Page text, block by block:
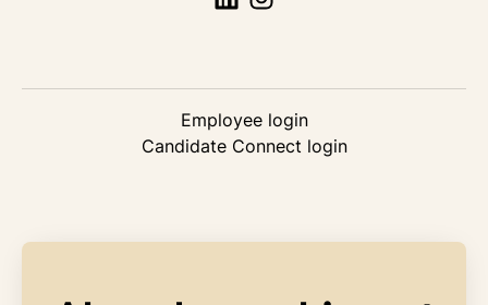
Employee login
Candidate Connect login